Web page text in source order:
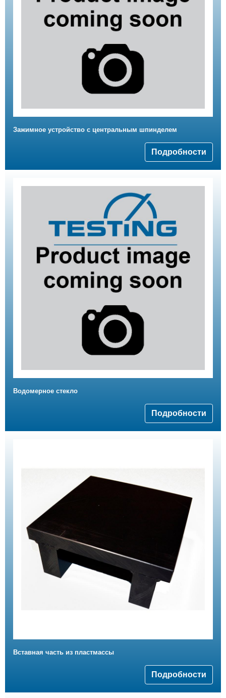
Зажимное устройство с центральным шпинделем
Подробности
Водомерное стекло
Подробности
Вставная часть из пластмассы
Подробности